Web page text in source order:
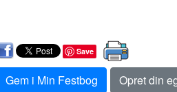
Save
Gem i Min Festbog
Opret din